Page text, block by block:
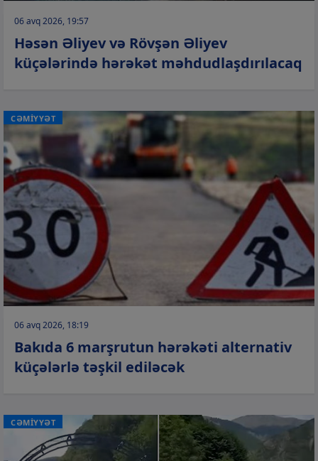
06 avq 2026, 19:57
Həsən Əliyev və Rövşən Əliyev
küçələrində hərəkət məhdudlaşdırılacaq
CƏMİYYƏT
06 avq 2026, 18:19
Bakıda 6 marşrutun hərəkəti alternativ
küçələrlə təşkil ediləcək
CƏMİYYƏT